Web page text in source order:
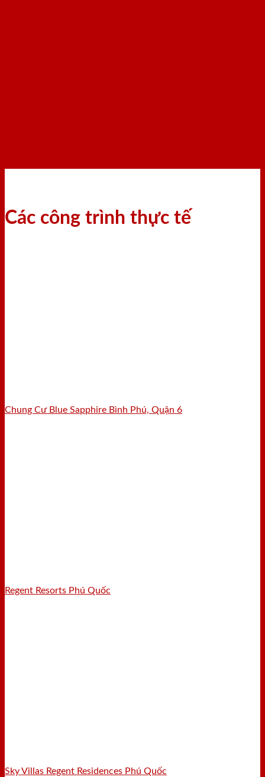
Các công trình thực tế
Chung Cư Blue Sapphire Bình Phú, Quận 6
Regent Resorts Phú Quốc
Sky Villas Regent Residences Phú Quốc